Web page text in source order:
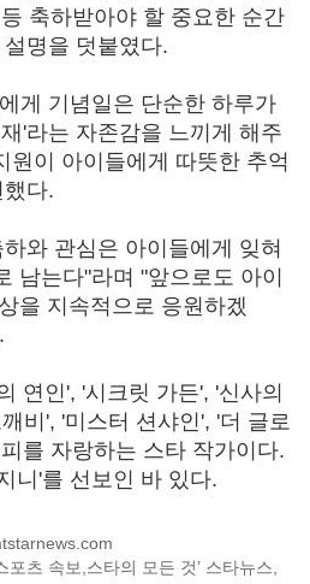
축하받아야 할 중요한 순간
명을 덧붙였다.
게 기념일은 단순한 하루가
'라는 자존감을 느끼게 해주
원이 아이들에게 따뜻한 추억
다.
와 관심은 아이들에게 잊혀
남는다"라며 "앞으로도 아이
을 지속적으로 응원하겠
연인', '시크릿 가든', '신사의
비', '미스터 션샤인', '더 글로
를 자랑하는 스타 작가이다.
니'를 선보인 바 있다.
츠 속보,스타의 모든 것’ 스타뉴스,